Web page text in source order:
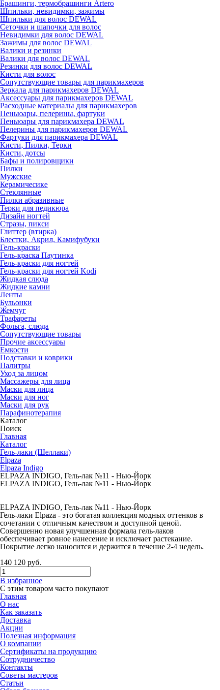
Брашинги, термобрашинги Artero
Шпильки, невидимки, зажимы
Шпильки для волос DEWAL
Сеточки и шапочки для волос
Невидимки для волос DEWAL
Зажимы для волос DEWAL
Валики и резинки
Валики для волос DEWAL
Резинки для волос DEWAL
Кисти для волос
Сопутствующие товары для парикмахеров
Зеркала для парикмахеров DEWAL
Аксессуары для парикмахеров DEWAL
Расходные материалы для парикмахеров
Пеньюары, пелерины, фартуки
Пеньюары для парикмахера DEWAL
Пелерины для парикмахеров DEWAL
Фартуки для парикмахера DEWAL
Кисти, Пилки, Терки
Кисти, дотсы
Бафы и полировщики
Пилки
Мужские
Керамичесике
Стеклянные
Пилки абразивные
Терки для педикюра
Дизайн ногтей
Стразы, пикси
Глиттер (втирка)
Блестки, Акрил, Камифубуки
Гель-краски
Гель-краска Паутинка
Гель-краски для ногтей
Гель-краски для ногтей Kodi
Жидкая слюда
Жидкие камни
Ленты
Бульонки
Жемчуг
Трафареты
Фольга, слюда
Сопутствующие товары
Прочие аксессуары
Емкости
Подставки и коврики
Палитры
Уход за лицом
Массажеры для лица
Маски для лица
Маски для ног
Маски для рук
Парафино­терапия
Каталог
Поиск
Главная
Каталог
Гель-лаки (Шеллаки)
Elpaza
Elpaza Indigo
ELPAZA INDIGO, Гель-лак №11 - Нью-Йорк
ELPAZA INDIGO, Гель-лак №11 - Нью-Йорк
ELPAZA INDIGO, Гель-лак №11 - Нью-Йорк
Гель-лаки Elpaza - это богатая коллекция модных оттенков в
сочетании с отличным качеством и доступной ценой.
Совершенно новая улучшенная формала гель-лаков
обеспечивает ровное нанесение и исключает растекание.
Покрытие легко наносится и держится в течение 2-4 недель.
140 120 руб.
В избранное
С этим товаром часто покупают
Главная
О нас
Как заказать
Доставка
Акции
Полезная информация
О компании
Сертификаты на продукцию
Сотрудничество
Контакты
Советы мастеров
Статьи